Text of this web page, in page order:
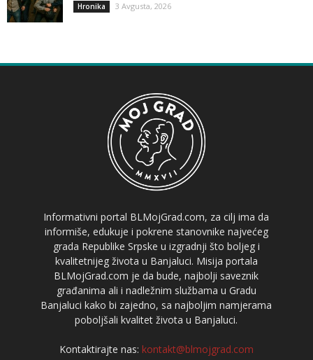
Hronika 3 Avgusta, 2026
Informativni portal BLMojGrad.com, za cilj ima da
informiše, edukuje i pokrene stanovnike najvećeg
grada Republike Srpske u izgradnji što boljeg i
kvalitetnijeg života u Banjaluci. Misija portala
BLMojGrad.com je da bude, najbolji saveznik
građanima ali i nadležnim službama u Gradu
Banjaluci kako bi zajedno, sa najboljim namjerama
poboljšali kvalitet života u Banjaluci.
Kontaktirajte nas: kontakt@blmojgrad.com